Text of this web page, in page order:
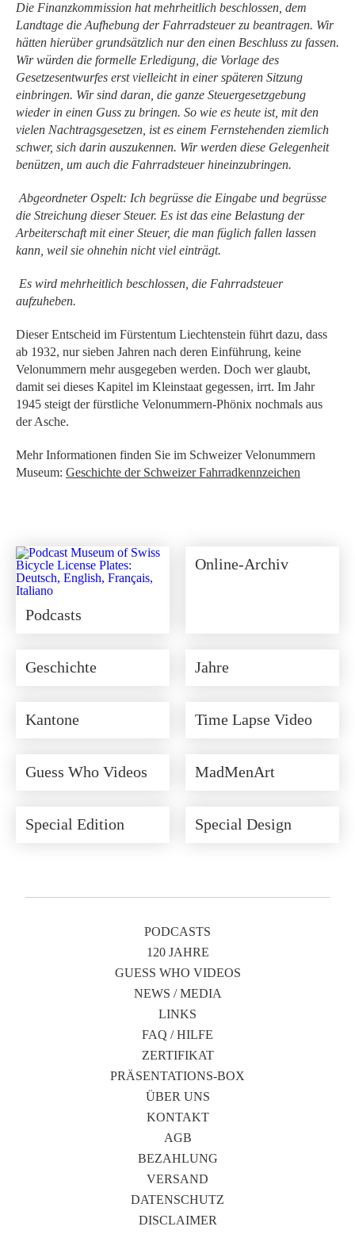
Die Finanzkommission hat mehrheitlich beschlossen, dem
Landtage die Aufhebung der Fahrradsteuer zu beantragen. Wir
hätten hierüber grundsätzlich nur den einen Beschluss zu fassen.
Wir würden die formelle Erledigung, die Vorlage des
Gesetzesentwurfes erst vielleicht in einer späteren Sitzung
einbringen. Wir sind daran, die ganze Steuergesetzgebung
wieder in einen Guss zu bringen. So wie es heute ist, mit den
vielen Nachtragsgesetzen, ist es einem Fernstehenden ziemlich
schwer, sich darin auszukennen. Wir werden diese Gelegenheit
benützen, um auch die Fahrradsteuer hineinzubringen.
Abgeordneter Ospelt: Ich begrüsse die Eingabe und begrüsse
die Streichung dieser Steuer. Es ist das eine Belastung der
Arbeiterschaft mit einer Steuer, die man füglich fallen lassen
kann, weil sie ohnehin nicht viel einträgt.
Es wird mehrheitlich beschlossen, die Fahrradsteuer
aufzuheben.
Dieser Entscheid im Fürstentum Liechtenstein führt dazu, dass
ab 1932, nur sieben Jahren nach deren Einführung, keine
Velonummern mehr ausgegeben werden. Doch wer glaubt,
damit sei dieses Kapitel im Kleinstaat gegessen, irrt. Im Jahr
1945 steigt der fürstliche Velonummern-Phönix nochmals aus
der Asche.
Mehr Informationen finden Sie im Schweizer Velonummern
Museum: Geschichte der Schweizer Fahrradkennzeichen
Podcasts
Online-Archiv
Geschichte Jahre
Kantone Time Lapse Video
Guess Who Videos MadMenArt
Special Edition Special Design
PODCASTS
120 JAHRE
GUESS WHO VIDEOS
NEWS / MEDIA
LINKS
FAQ / HILFE
ZERTIFIKAT
PRÄSENTATIONS-BOX
ÜBER UNS
KONTAKT
AGB
BEZAHLUNG
VERSAND
DATENSCHUTZ
DISCLAIMER